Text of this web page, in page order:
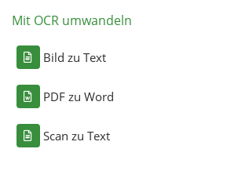
Mit OCR umwandeln
Bild zu Text
PDF zu Word
Scan zu Text